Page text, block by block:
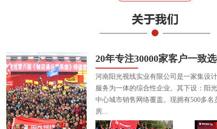
20年专注30000家客户一致
河南阳光视线实业有限公司是一家集设
服务为一体的综合性企业。其下设：阳
中心城市销售网络覆盖。现拥有500多
房...